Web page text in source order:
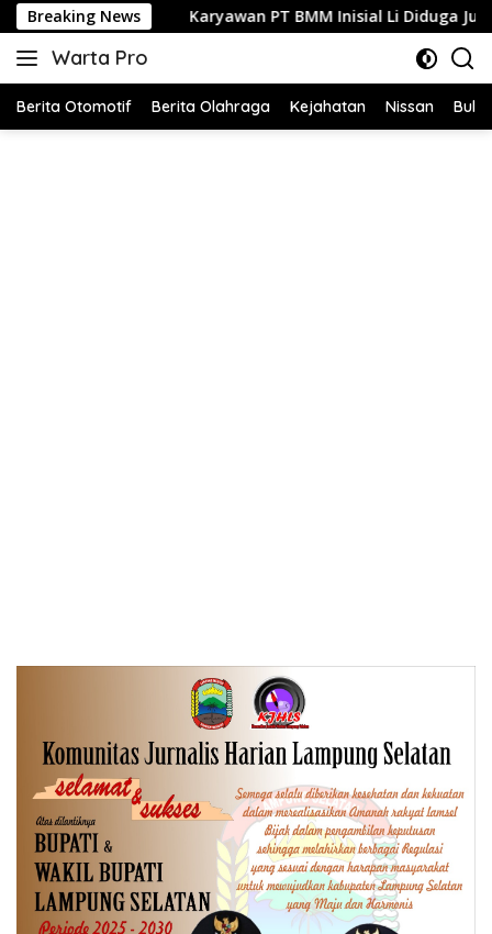
Langsung
ke
konten
Breaking News
PT BMM Inisial Li Diduga Jual Internet Ilegal, Tanpa
Warta Pro
Akurat
Terpercaya
Berita Otomotif Berita Olahraga Kejahatan Nissan